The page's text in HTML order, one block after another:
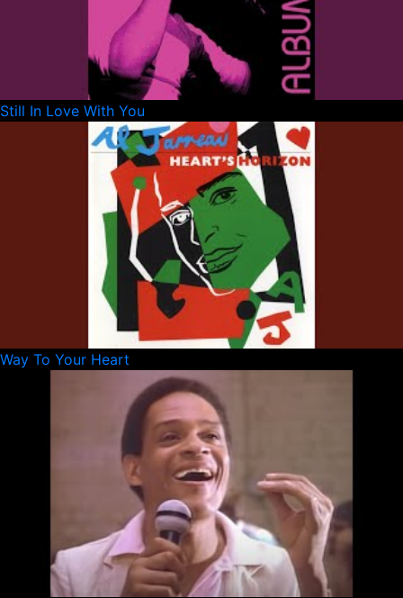
Still In Love With You
Way To Your Heart